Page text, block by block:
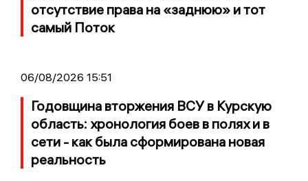
отсутствие права на «заднюю» и тот
самый Поток
06/08/2026 15:51
Годовщина вторжения ВСУ в Курскую
область: хронология боев в полях и в
сети - как была сформирована новая
реальность